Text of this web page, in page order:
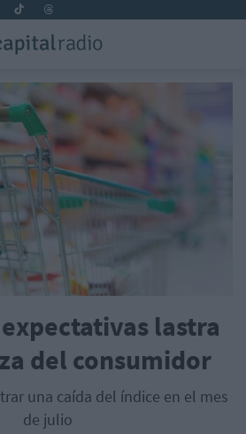
lastra
del consumidor
una caída del índice en el mes
de julio